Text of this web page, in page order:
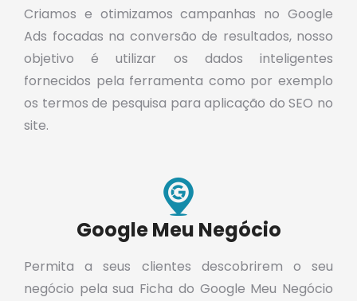
Criamos e otimizamos campanhas no Google
Ads focadas na conversão de resultados, nosso
objetivo é utilizar os dados inteligentes
fornecidos pela ferramenta como por exemplo
os termos de pesquisa para aplicação do SEO no
site.
Google Meu Negócio
Permita a seus clientes descobrirem o seu
negócio pela sua Ficha do Google Meu Negócio